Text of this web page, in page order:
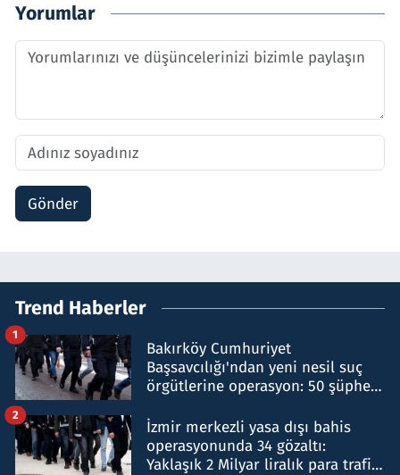
Yorumlar
Gönder
Trend Haberler
Bakırköy Cumhuriyet
Başsavcılığı'ndan yeni nesil suç
örgütlerine operasyon: 50 şüpheli
1
İzmir merkezli yasa dışı bahis
operasyonunda 34 gözaltı:
Yaklaşık 2 Milyar liralık para trafiği
2